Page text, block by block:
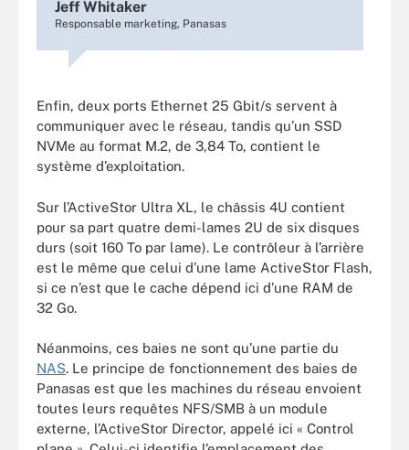
Jeff Whitaker
Responsable marketing, Panasas
Enfin, deux ports Ethernet 25 Gbit/s servent à
communiquer avec le réseau, tandis qu’un SSD
NVMe au format M.2, de 3,84 To, contient le
système d’exploitation.
Sur l’ActiveStor Ultra XL, le châssis 4U contient
pour sa part quatre demi-lames 2U de six disques
durs (soit 160 To par lame). Le contrôleur à l’arrière
est le même que celui d’une lame ActiveStor Flash,
si ce n’est que le cache dépend ici d’une RAM de
32 Go.
Néanmoins, ces baies ne sont qu’une partie du
NAS. Le principe de fonctionnement des baies de
Panasas est que les machines du réseau envoient
toutes leurs requêtes NFS/SMB à un module
externe, l’ActiveStor Director, appelé ici « Control